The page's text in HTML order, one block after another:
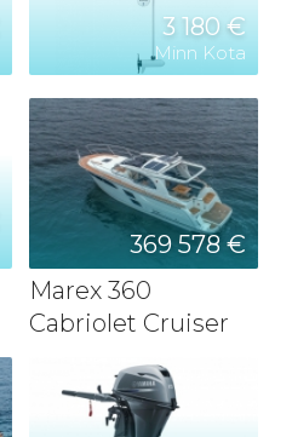
3 180 €
Minn Kota
369 578 €
Marex 360
Cabriolet Cruiser